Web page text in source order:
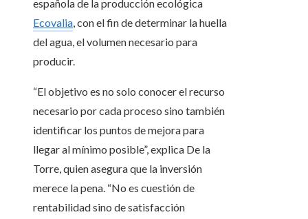
española de la producción ecológica
Ecovalia, con el fin de determinar la huella
del agua, el volumen necesario para
producir.
“El objetivo es no solo conocer el recurso
necesario por cada proceso sino también
identificar los puntos de mejora para
llegar al mínimo posible”, explica De la
Torre, quien asegura que la inversión
merece la pena. “No es cuestión de
rentabilidad sino de satisfacción